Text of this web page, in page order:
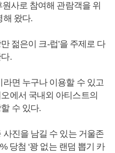
사로 참여해 관람객을 위
해 왔다.
젊은이 크-럽’을 주제로 다
.
면 누구나 이용할 수 있고
에서 국내외 아티스트의
수 있다.
진을 남길 수 있는 거울존
당첨 ‘꽝 없는 랜덤 뽑기 카